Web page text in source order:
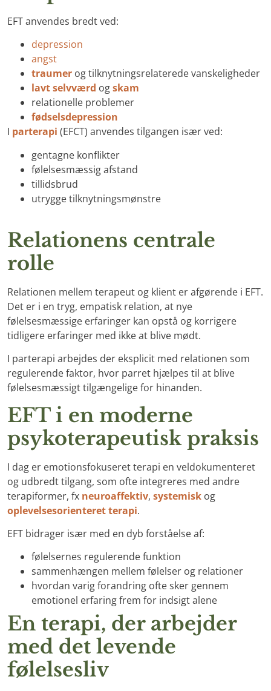
EFT anvendes bredt ved:
depression
angst
traumer og tilknytningsrelaterede vanskeligheder
lavt selvværd ogskam
relationelle problemer
fødselsdepression
I parterapi (EFCT) anvendes tilgangen især ved:
gentagne konflikter
følelsesmæssig afstand
tillidsbrud
utrygge tilknytningsmønstre
Relationens centrale
rolle
Relationen mellem terapeut og klient er afgørende i EFT.
Det er i en tryg, empatisk relation, at nye
følelsesmæssige erfaringer kan opstå og korrigere
tidligere erfaringer med ikke at blive mødt.
I parterapi arbejdes der eksplicit med relationen som
regulerende faktor, hvor parret hjælpes til at blive
følelsesmæssigt tilgængelige for hinanden.
EFT i en moderne
psykoterapeutisk praksis
I dag er emotionsfokuseret terapi en veldokumenteret
og udbredt tilgang, som ofte integreres med andre
terapiformer, fx neuroaffektiv, systemisk og
oplevelsesorienteret terapi.
EFT bidrager især med en dyb forståelse af:
følelsernes regulerende funktion
sammenhængen mellem følelser og relationer
hvordan varig forandring ofte sker gennem
emotionel erfaring frem for indsigt alene
En terapi, der arbejder
med det levende
følelsesliv